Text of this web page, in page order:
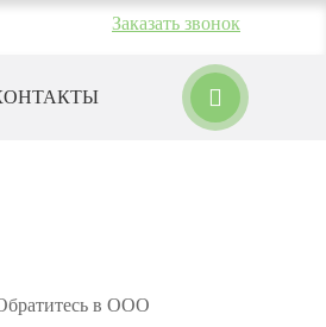
Заказать звонок
в ООО